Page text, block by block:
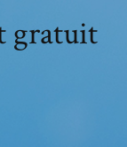
gratuit